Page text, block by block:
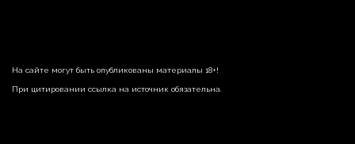
На сайте могут быть опубликованы материалы 18+!
При цитировании ссылка на источник обязательна.